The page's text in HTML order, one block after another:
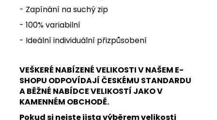
- Zapínání na suchý zip
- 100% variabilní
- Ideální individuální přizpůsobení
VEŠKERÉ NABÍZENÉ VELIKOSTI V NAŠEM E-
SHOPU ODPOVÍDAJÍ ČESKÉMU STANDARDU
A BĚŽNÉ NABÍDCE VELIKOSTÍ JAKO V
KAMENNÉM OBCHODĚ.
Pokud si nejste jista výběrem velikosti